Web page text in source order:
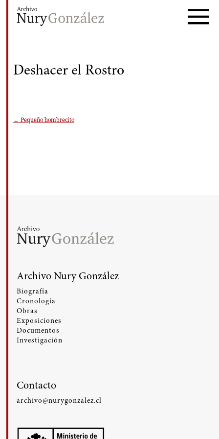
Deshacer el Rostro
Navegación
← Pequeño hombrecito
Archivo Nury González
Biografía
Cronología
Obras
Exposiciones
Documentos
Investigación
Contacto
archivo@nurygonzalez.cl